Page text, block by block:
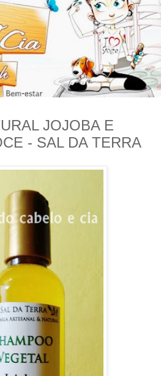
JOJOBA E
- SAL DA TERRA